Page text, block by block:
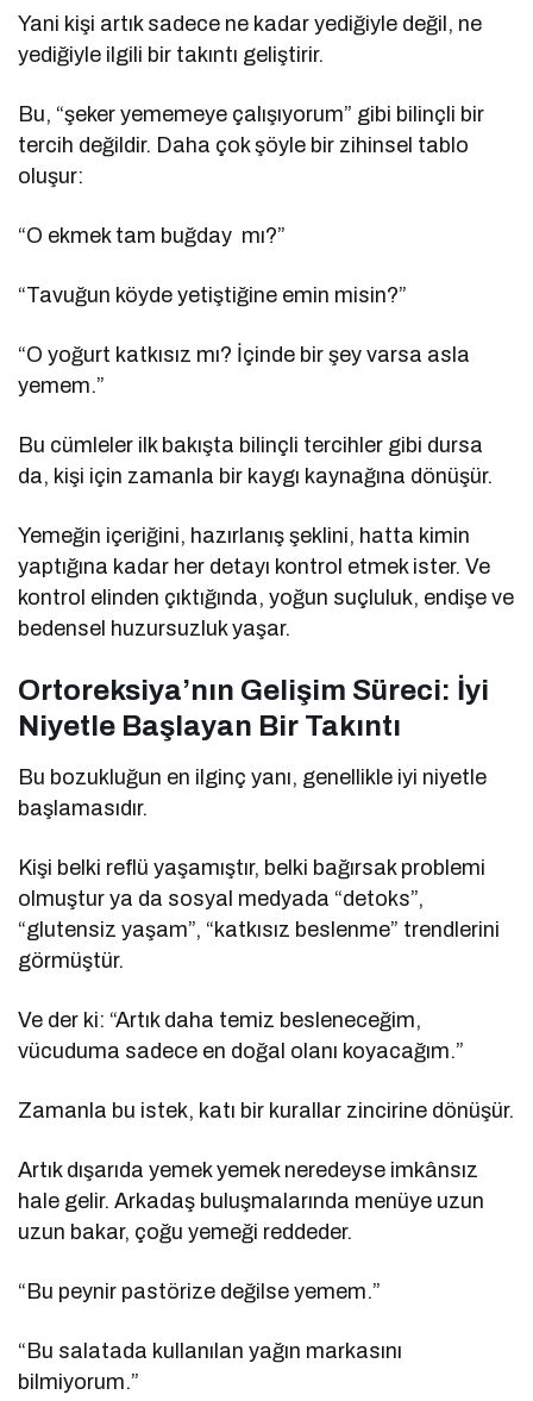
Yani kişi artık sadece ne kadar yediğiyle değil, ne
yediğiyle ilgili bir takıntı geliştirir.
Bu, “şeker yememeye çalışıyorum” gibi bilinçli bir
tercih değildir. Daha çok şöyle bir zihinsel tablo
oluşur:
“O ekmek tam buğday mı?”
“Tavuğun köyde yetiştiğine emin misin?”
“O yoğurt katkısız mı? İçinde bir şey varsa asla
yemem.”
Bu cümleler ilk bakışta bilinçli tercihler gibi dursa
da, kişi için zamanla bir kaygı kaynağına dönüşür.
Yemeğin içeriğini, hazırlanış şeklini, hatta kimin
yaptığına kadar her detayı kontrol etmek ister. Ve
kontrol elinden çıktığında, yoğun suçluluk, endişe ve
bedensel huzursuzluk yaşar.
Ortoreksiya’nın Gelişim Süreci: İyi
Niyetle Başlayan Bir Takıntı
Bu bozukluğun en ilginç yanı, genellikle iyi niyetle
başlamasıdır.
Kişi belki reflü yaşamıştır, belki bağırsak problemi
olmuştur ya da sosyal medyada “detoks”,
“glutensiz yaşam”, “katkısız beslenme” trendlerini
görmüştür.
Ve der ki: “Artık daha temiz besleneceğim,
vücuduma sadece en doğal olanı koyacağım.”
Zamanla bu istek, katı bir kurallar zincirine dönüşür.
Artık dışarıda yemek yemek neredeyse imkânsız
hale gelir. Arkadaş buluşmalarında menüye uzun
uzun bakar, çoğu yemeği reddeder.
“Bu peynir pastörize değilse yemem.”
“Bu salatada kullanılan yağın markasını
bilmiyorum.”